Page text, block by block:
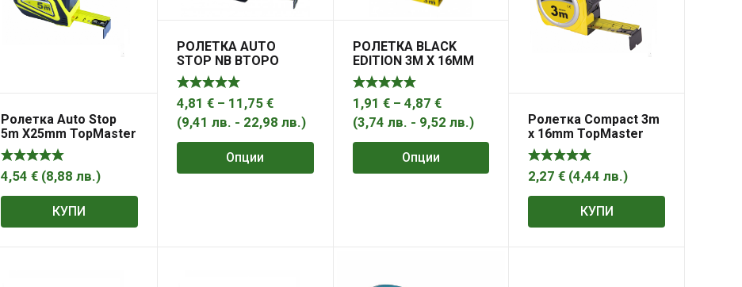
Ролетка Auto Stop
5m X25mm TopMaster
4,54 € (8,88 лв.)
КУПИ
РОЛЕТКА AUTO
STOP NB ВТОРО
ПОКОЛЕНИЕ
4,81 € – 11,75 €Price
range:
4,81 €
11,75 €
(9,41 лв. - 22,98 лв.)
Опции
РОЛЕТКА BLACK
EDITION 3М Х 16MM
TMP
1,91 € – 4,87 €Price
range:
1,91 €
4,87 €
(3,74 лв. - 9,52 лв.)
Опции
Ролетка Compact 3m
x 16mm TopMaster
2,27€ (4,44лв.)
КУПИ